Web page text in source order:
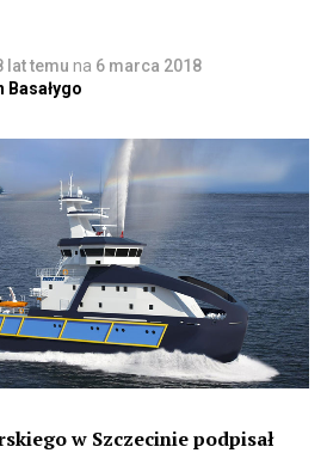
lat temu na 6 marca 2018
Basałygo
w Szczecinie podpisał